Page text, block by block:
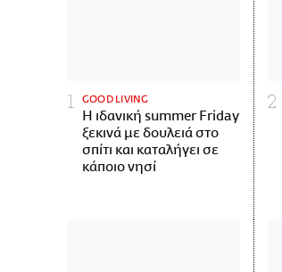
GOOD LIVING
Η ιδανική summer Friday
ξεκινά με δουλειά στο
σπίτι και καταλήγει σε
κάποιο νησί